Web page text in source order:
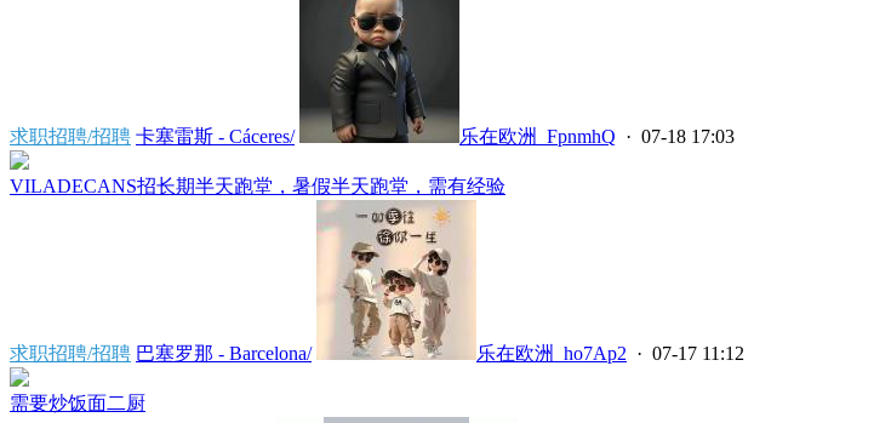
求职招聘/招聘 卡塞雷斯 - Cáceres/ 乐在欧洲_FpnmhQ · 07-18 17:03
VILADECANS招长期半天跑堂，暑假半天跑堂，需有经验
求职招聘/招聘 巴塞罗那 - Barcelona/ 乐在欧洲_ho7Ap2 · 07-17 11:12
需要炒饭面二厨